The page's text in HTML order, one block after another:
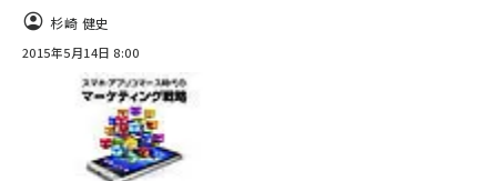
杉崎 健史
2015年5月14日 8:00